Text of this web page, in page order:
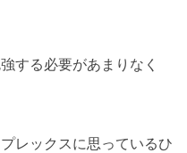
する必要があまりなく
レックスに思っているひ